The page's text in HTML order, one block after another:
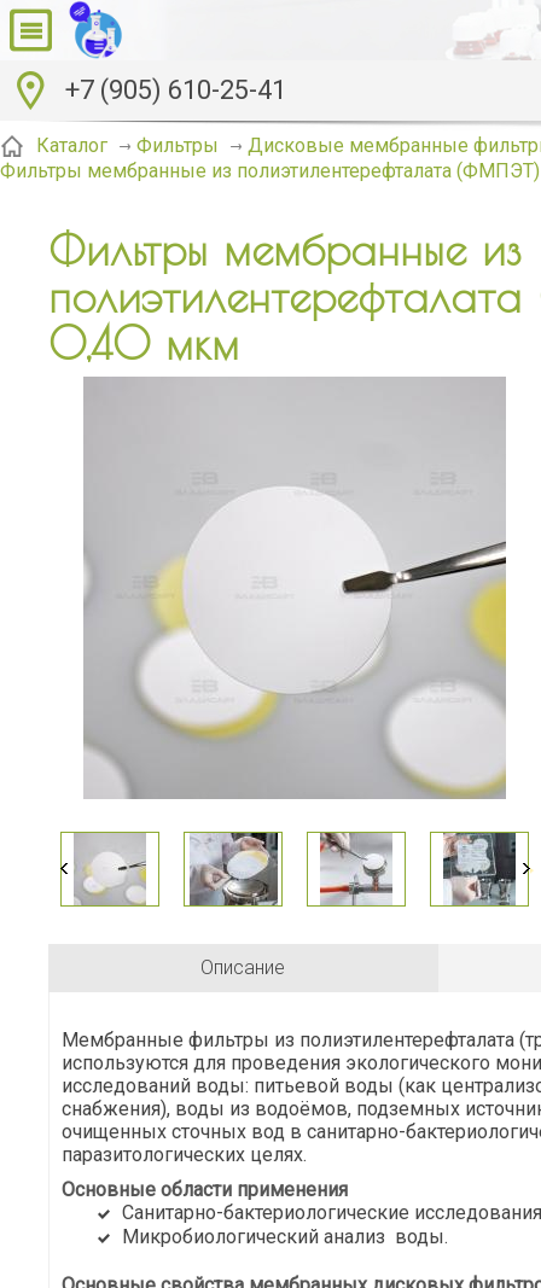
+7 (905) 610-25-41
Каталог Фильтры
Дисковые мембранные
Фильтры мембранные из полиэтилентерефталата
Фильтры мембранные из
0,40 мкм
Описание
Мембранные фильтры из полиэтилентерефталата
используются для проведения экологического
исследований воды: питьевой воды (как
снабжения), воды из водоёмов, подземных
очищенных сточных вод в санитарно-
паразитологических целях.
Основные области применения
Санитарно-бактериологические исследования
Микробиологический анализ воды.